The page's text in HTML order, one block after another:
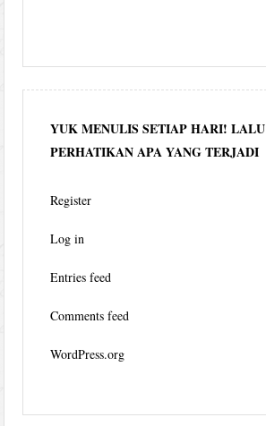
YUK MENULIS SETIAP HARI! LALU
PERHATIKAN APA YANG TERJADI
Register
Log in
Entries feed
Comments feed
WordPress.org